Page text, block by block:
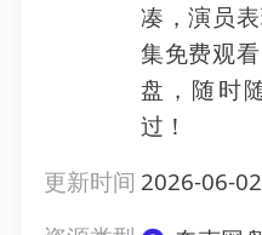
凑，演员
集免费观
盘，随时
过！
更新时间 2026-06-02